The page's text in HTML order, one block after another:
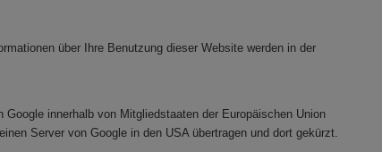
über Ihre Benutzung dieser Website werden in der
innerhalb von Mitgliedstaaten der Europäischen Union
Server von Google in den USA übertragen und dort gekürzt.